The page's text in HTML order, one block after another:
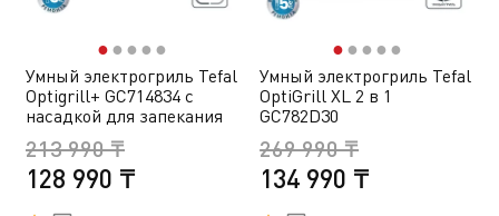
●● ● ● ●
Умный электрогриль Tefal
Optigrill+ GC714834 c
насадкой для запекания
128 990 ₸
213 990 ₸
●● ● ● ●
Умный электрогриль Tefal
OptiGrill XL 2 в 1
GC782D30
134 990 ₸
269 990 ₸